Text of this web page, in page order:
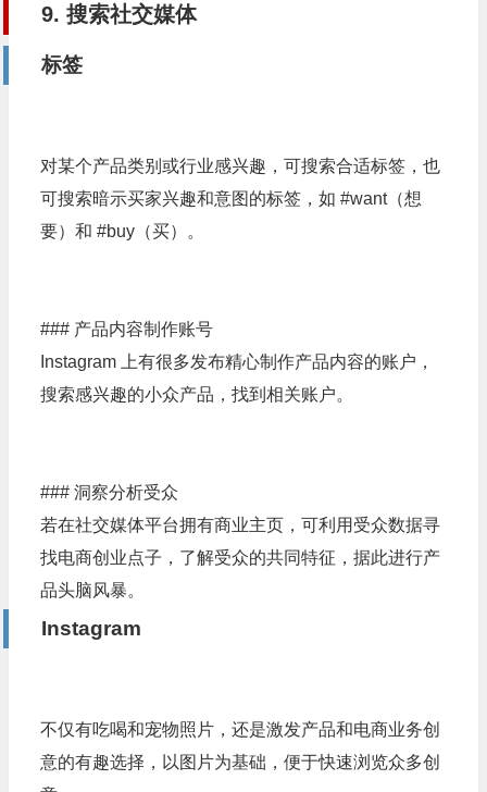
9. 搜索社交媒体
标签
对某个产品类别或行业感兴趣，可搜索合适标签，也
可搜索暗示买家兴趣和意图的标签，如 #want（想
要）和 #buy（买）。
### 产品内容制作账号
Instagram 上有很多发布精心制作产品内容的账户，
搜索感兴趣的小众产品，找到相关账户。
### 洞察分析受众
若在社交媒体平台拥有商业主页，可利用受众数据寻
找电商创业点子，了解受众的共同特征，据此进行产
品头脑风暴。
Instagram
不仅有吃喝和宠物照片，还是激发产品和电商业务创
意的有趣选择，以图片为基础，便于快速浏览众多创